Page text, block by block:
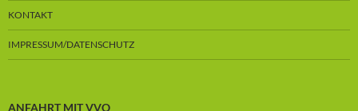
KONTAKT
IMPRESSUM/DATENSCHUTZ
ANFAHRT MIT VVO